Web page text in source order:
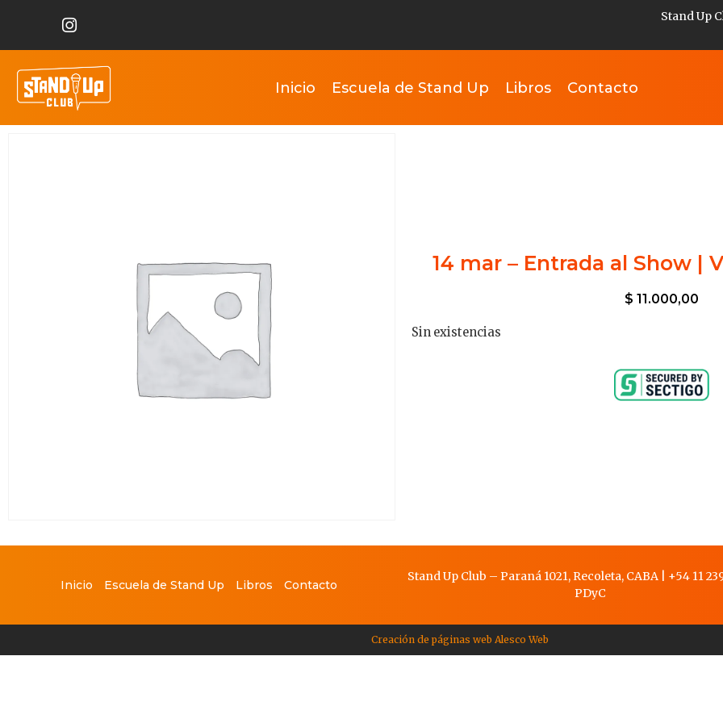
Stand Up
Inicio Escuela de Stand Up Libros Contacto
14 mar – Entrada al Show |
$ 11.000,00
Sin existencias
Inicio Escuela de Stand Up Libros Contacto
Stand Up Club – Paraná 1021, Recoleta, CABA +54 11
PDyC
Creación de páginas web Alesco Web